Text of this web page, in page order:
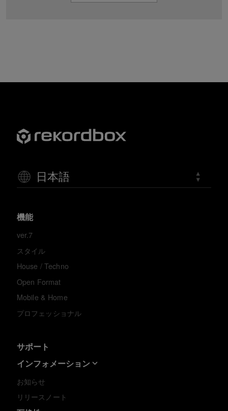
日本語
機能
ver.7
スタイル
House / Techno
Open Format
Mobile & Home
プロフェッショナル
サポート
インフォメーション
お知らせ
リリースノート